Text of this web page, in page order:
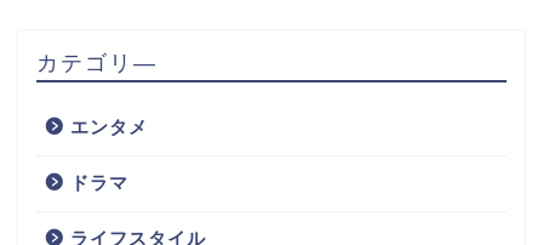
カテゴリ―
エンタメ
ドラマ
ライフスタイル